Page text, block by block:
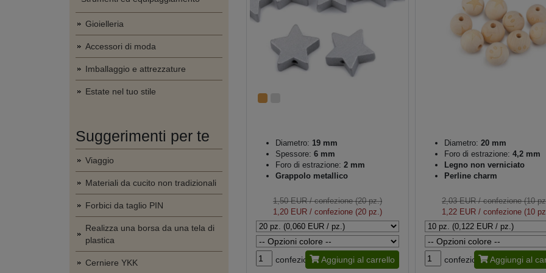
Gioielleria
Accessori di moda
Imballaggio e attrezzature
Estate nel tuo stile
Suggerimenti per te
Viaggio
Materiali da cucito non tradizionali
Forbici da taglio PIN
Realizza una borsa da una tela di
plastica
Cerniere YKK
Diametro: 19 mm
Spessore: 6 mm
Foro di estrazione: 2 mm
Grappolo metallico
1,50 EUR/ confezione (20 pz.)
1,20 EUR/ confezione (20 pz.)
confezione Aggiungi al carrello
Diametro: 20 mm
Foro di estrazione: 4,2 mm
Legno non verniciato
Perline charm
2,03 EUR/ confezione (10
1,22 EUR/ confezione (10
confezione Aggiungi al